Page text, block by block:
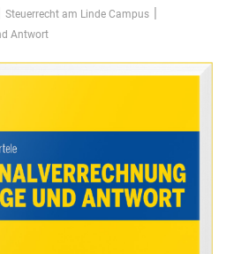
Steuerrecht am Linde Campus |
Antwort